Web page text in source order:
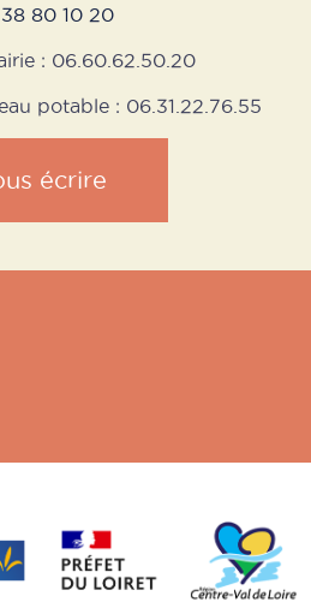
80 10 20
: 06.60.62.50.20
potable : 06.31.22.76.55
écrire